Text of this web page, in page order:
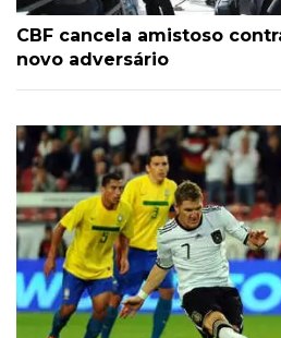
CBF cancela amistoso
novo adversário